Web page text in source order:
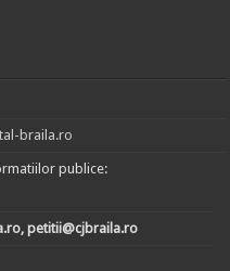
braila.ro
publice:
petitii@cjbraila.ro